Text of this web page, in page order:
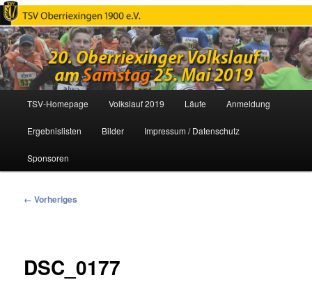
Oberriexinger Volkslauf
Zum
primären
Inhalt
springen
TSV-Homepage Volkslauf 2019 Läufe Anmeldung
Ergebnislisten Bilder Impressum / Datenschutz
Sponsoren
Bilder-
← Vorheriges
DSC_0177